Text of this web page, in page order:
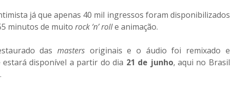
já que apenas 40 mil ingressos foram disponibilizados
minutos de muito rock ‘n’ rolle animação.
dasmasters originais e o áudio foi remixado e
disponível a partir do dia 21 de junho, aqui no Brasil